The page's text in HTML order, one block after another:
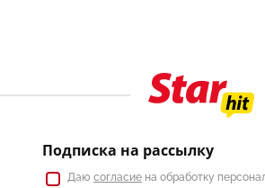
Подписка на рассылку
Даю согласие на обработку